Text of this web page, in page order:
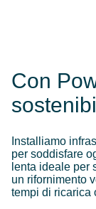
Con
Installiamo
per soddisfare
lenta ideale per
un rifornimento
tempi di ricarica